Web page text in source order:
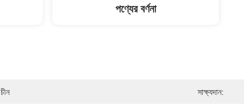
পণ্যের বর্ণনা
চীন সাক্ষ্যদান: